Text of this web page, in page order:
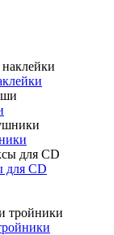
для CD